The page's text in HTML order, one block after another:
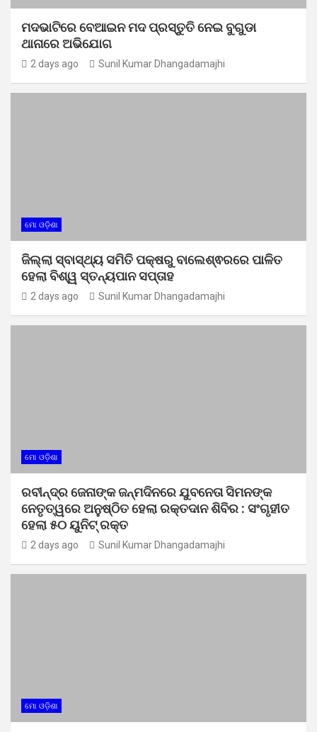
ମଦଭାଟିରେ ବେଆଇନ ମଦ ପ୍ରସ୍ତୁତି ନେଇ ବୁଗୁଡା
ଥାନାରେ ଅଭିଯୋଗ
2 days ago Sunil Kumar Dhangadamajhi
ମୋ ଓଡ଼ିଶା
ଜିଲ୍ଲା ସ୍ବାସ୍ଥ୍ୟ ସମିତି ପକ୍ଷରୁ ବାଲେଶ୍ଵରରେ ପାଳିତ
ହେଲା ବିଶ୍ୱ ସ୍ତନ୍ୟପାନ ସପ୍ତାହ
2 days ago Sunil Kumar Dhangadamajhi
ମୋ ଓଡ଼ିଶା
ରବୀନ୍ଦ୍ର ଜେନାଙ୍କ ଜନ୍ମଦିନରେ ଯୁବନେତା ସିମନଙ୍କ
ନେତୃତ୍ୱରେ ଅନୁଷ୍ଠିତ ହେଲା ରକ୍ତଦାନ ଶିବିର : ସଂଗୃହୀତ
ହେଲା ୫୦ ୟୁନିଟ୍ ରକ୍ତ
2 days ago Sunil Kumar Dhangadamajhi
ମୋ ଓଡ଼ିଶା